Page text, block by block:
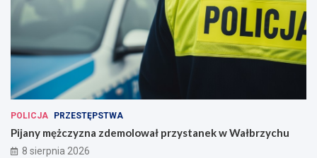
POLICJA PRZESTĘPSTWA
Pijany mężczyzna zdemolował przystanek w Wałbrzychu
8 sierpnia 2026